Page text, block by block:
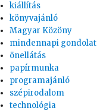
kiállítás
könyvajánló
Magyar Közöny
mindennapi gondolat
önellátás
papírmunka
programajánló
szépirodalom
technológia